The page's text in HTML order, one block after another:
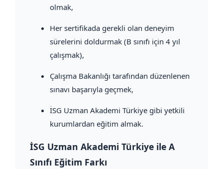
olmak,
Her sertifikada gerekli olan deneyim
sürelerini doldurmak (B sınıfı için 4 yıl
çalışmak),
Çalışma Bakanlığı tarafından düzenlenen
sınavı başarıyla geçmek,
İSG Uzman Akademi Türkiye gibi yetkili
kurumlardan eğitim almak.
İSG Uzman Akademi Türkiye ile A
Sınıfı Eğitim Farkı